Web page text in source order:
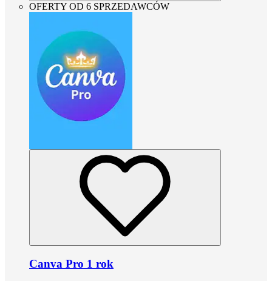
OFERTY OD 6 SPRZEDAWCÓW
Canva Pro 1 rok